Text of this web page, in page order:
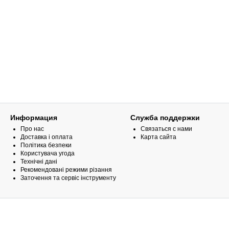
Информация
Про нас
Доставка і оплата
Політика безпеки
Користувача угода
Технічні дані
Рекомендовані режими різання
Заточення та сервіс інструменту
Служба поддержки
Связаться с нами
Карта сайта